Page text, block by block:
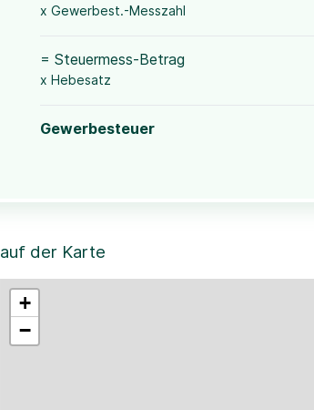
x Gewerbest.-Messzahl
= Steuermess-Betrag
x Hebesatz
Gewerbesteuer
auf der Karte
+
−